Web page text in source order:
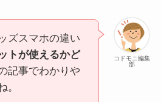
コドモニ編集
部
ズスマホの違い
トが使えるかど
記事でわかりや
。